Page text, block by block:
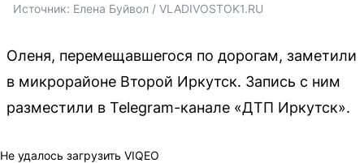
Источник: Елена Буйвол / VLADIVOSTOK1.RU
Оленя, перемещавшегося по дорогам, заметили
в микрорайоне Второй Иркутск. Запись с ним
разместили в Telegram-канале «ДТП Иркутск».
Не удалось загрузить VIQEO